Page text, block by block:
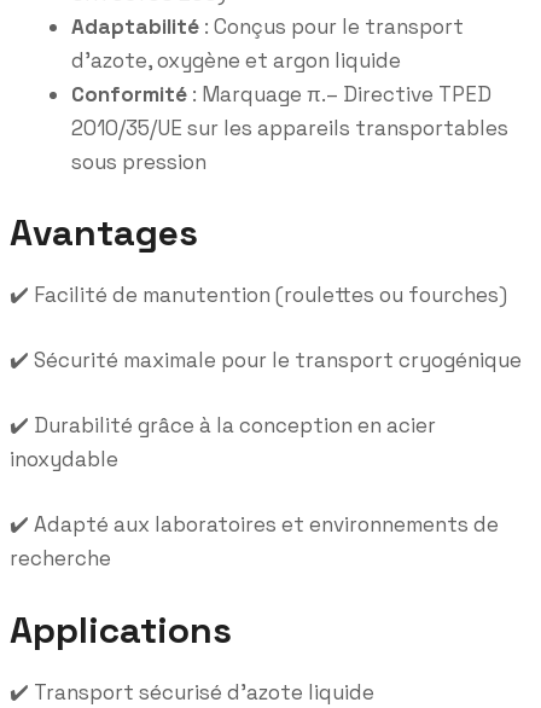
Adaptabilité : Conçus pour le transport
d’azote, oxygène et argon liquide
Conformité : Marquage π.– Directive TPED
2010/35/UE sur les appareils transportables
sous pression
Avantages
✔️ Facilité de manutention (roulettes ou fourches)
✔️ Sécurité maximale pour le transport cryogénique
✔️ Durabilité grâce à la conception en acier
inoxydable
✔️ Adapté aux laboratoires et environnements de
recherche
Applications
✔️ Transport sécurisé d’azote liquide